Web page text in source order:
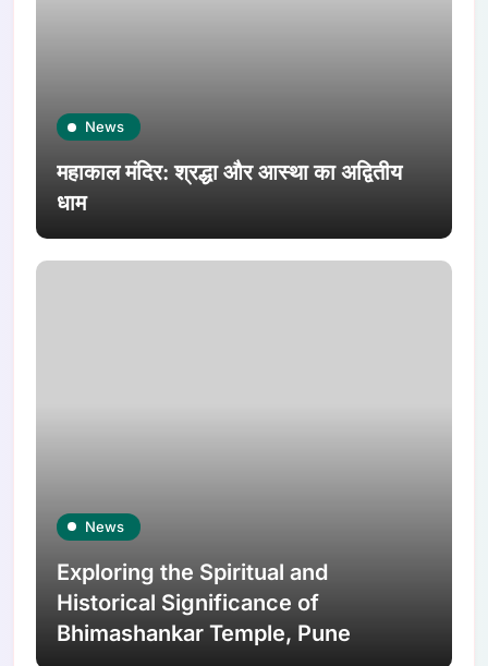
News
महाकाल मंदिर: श्रद्धा और आस्था का अद्वितीय
धाम
News
Exploring the Spiritual and
Historical Significance of
Bhimashankar Temple, Pune